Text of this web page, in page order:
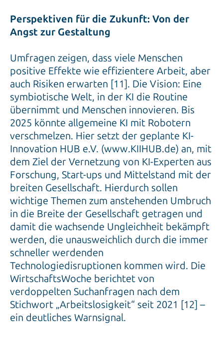
Perspektiven für die Zukunft: Von der
Angst zur Gestaltung
Umfragen zeigen, dass viele Menschen
positive Effekte wie effizientere Arbeit, aber
auch Risiken erwarten [11]. Die Vision: Eine
symbiotische Welt, in der KI die Routine
übernimmt und Menschen innovieren. Bis
2025 könnte allgemeine KI mit Robotern
verschmelzen. Hier setzt der geplante KI-
Innovation HUB e.V. (www.KIIHUB.de) an, mit
dem Ziel der Vernetzung von KI-Experten aus
Forschung, Start-ups und Mittelstand mit der
breiten Gesellschaft. Hierdurch sollen
wichtige Themen zum anstehenden Umbruch
in die Breite der Gesellschaft getragen und
damit die wachsende Ungleichheit bekämpft
werden, die unausweichlich durch die immer
schneller werdenden
Technologiedisruptionen kommen wird. Die
WirtschaftsWoche berichtet von
verdoppelten Suchanfragen nach dem
Stichwort „Arbeitslosigkeit“ seit 2021 [12] –
ein deutliches Warnsignal.